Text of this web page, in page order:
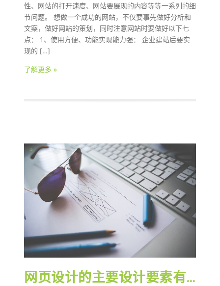
性、网站的打开速度、网站要展现的内容等等一系列的细
节问题。 想做一个成功的网站，不仅要事先做好分析和
文案，做好网站的策划，同时注意网站时要做好以下七
点： 1、使用方便、功能实现能力强： 企业建站后要实
现的 […]
了解更多 »
网页设计的主要设计要素有哪些？